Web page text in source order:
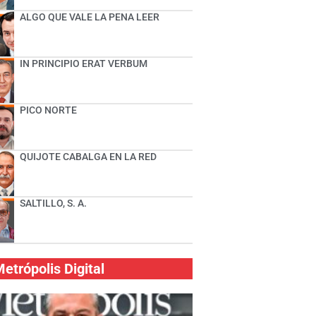
ALGO QUE VALE LA PENA LEER
IN PRINCIPIO ERAT VERBUM
PICO NORTE
QUIJOTE CABALGA EN LA RED
SALTILLO, S. A.
Digital